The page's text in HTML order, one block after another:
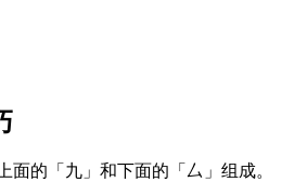
面的「九」和下面的「厶」组成。